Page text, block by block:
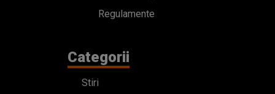
Regulamente
Categorii
Stiri